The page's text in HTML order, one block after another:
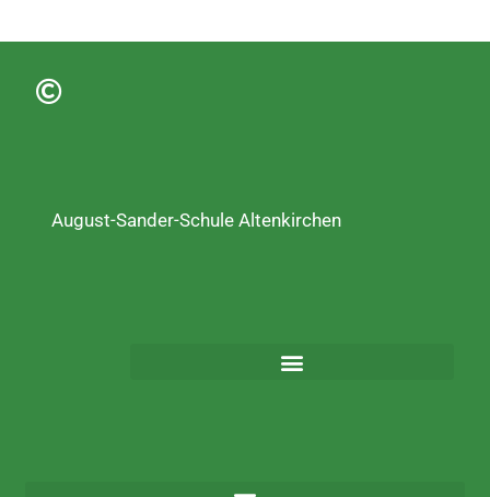
August-Sander-Schule Altenkirchen